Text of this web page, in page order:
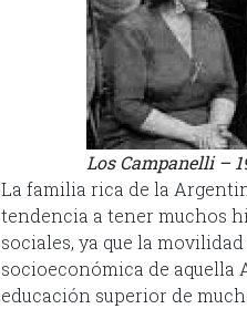
Los Campanelli –
La familia rica de la
tendencia a tener muchos
sociales, ya que la
socioeconómica de aquella
educación superior de